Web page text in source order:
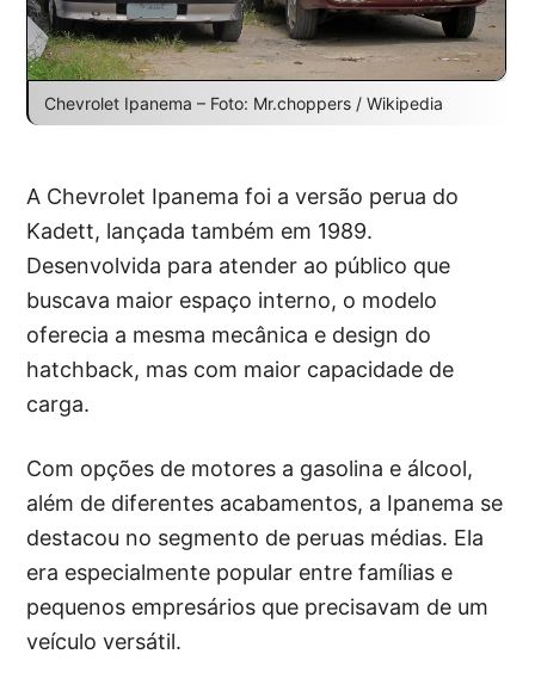
Chevrolet Ipanema – Foto: Mr.choppers / Wikipedia
A Chevrolet Ipanema foi a versão perua do
Kadett, lançada também em 1989.
Desenvolvida para atender ao público que
buscava maior espaço interno, o modelo
oferecia a mesma mecânica e design do
hatchback, mas com maior capacidade de
carga.
Com opções de motores a gasolina e álcool,
além de diferentes acabamentos, a Ipanema se
destacou no segmento de peruas médias. Ela
era especialmente popular entre famílias e
pequenos empresários que precisavam de um
veículo versátil.